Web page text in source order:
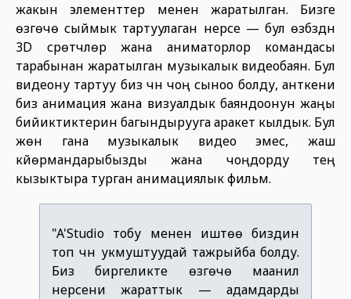
жакын элементтер менен жаратылган. Бизге
өзгөчө сыймык тартуулаган нерсе — бул өзүбүздүн
3D сүрөтчүлөр жана аниматорлор командасы
тарабынан жаратылган музыкалык видеобаян. Бул
видеону тартуу биз үчүн чоң сыноо болду, анткени
биз анимация жана визуалдык баяндоонун жаңы
бийиктиктерин багындырууга аракет кылдык. Бул
жөн гана музыкалык видео эмес, жаш
күйөрмандарыбызды жана чоңдорду тең
кызыктыра турган анимациялык фильм.
"A'Studio тобу менен иштөө биздин
топ үчүн укмуштуудай тажрыйба болду.
Биз биргеликте өзгөчө маанилүү
нерсени жараттык — адамдарды